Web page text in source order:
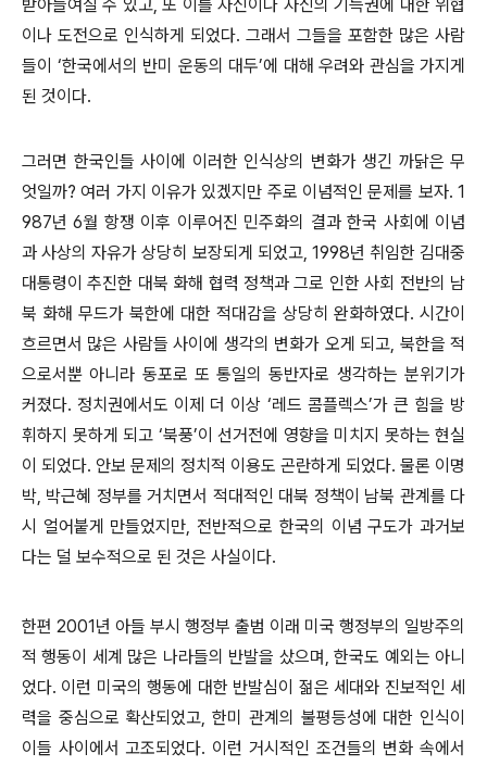
받아들여질 수 있고, 또 이를 자신이나 자신의 기득권에 대한 위협
이나 도전으로 인식하게 되었다. 그래서 그들을 포함한 많은 사람
들이 ‘한국에서의 반미 운동의 대두’에 대해 우려와 관심을 가지게
된 것이다.
그러면 한국인들 사이에 이러한 인식상의 변화가 생긴 까닭은 무
엇일까? 여러 가지 이유가 있겠지만 주로 이념적인 문제를 보자. 1
987년 6월 항쟁 이후 이루어진 민주화의 결과 한국 사회에 이념
과 사상의 자유가 상당히 보장되게 되었고, 1998년 취임한 김대중
대통령이 추진한 대북 화해 협력 정책과 그로 인한 사회 전반의 남
북 화해 무드가 북한에 대한 적대감을 상당히 완화하였다. 시간이
흐르면서 많은 사람들 사이에 생각의 변화가 오게 되고, 북한을 적
으로서뿐 아니라 동포로 또 통일의 동반자로 생각하는 분위기가
커졌다. 정치권에서도 이제 더 이상 ‘레드 콤플렉스’가 큰 힘을 방
휘하지 못하게 되고 ‘북풍’이 선거전에 영향을 미치지 못하는 현실
이 되었다. 안보 문제의 정치적 이용도 곤란하게 되었다. 물론 이명
박, 박근혜 정부를 거치면서 적대적인 대북 정책이 남북 관계를 다
시 얼어붙게 만들었지만, 전반적으로 한국의 이념 구도가 과거보
다는 덜 보수적으로 된 것은 사실이다.
한편 2001년 아들 부시 행정부 출범 이래 미국 행정부의 일방주의
적 행동이 세계 많은 나라들의 반발을 샀으며, 한국도 예외는 아니
었다. 이런 미국의 행동에 대한 반발심이 젊은 세대와 진보적인 세
력을 중심으로 확산되었고, 한미 관계의 불평등성에 대한 인식이
이들 사이에서 고조되었다. 이런 거시적인 조건들의 변화 속에서